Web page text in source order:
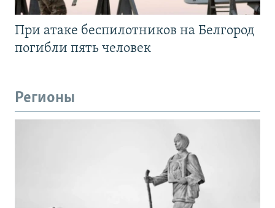
При атаке беспилотников на Белгород
погибли пять человек
Регионы